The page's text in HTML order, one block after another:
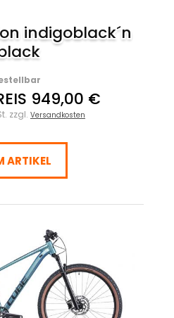
indigoblack´n
949,00 €
zzgl. Versandkosten
ARTIKEL